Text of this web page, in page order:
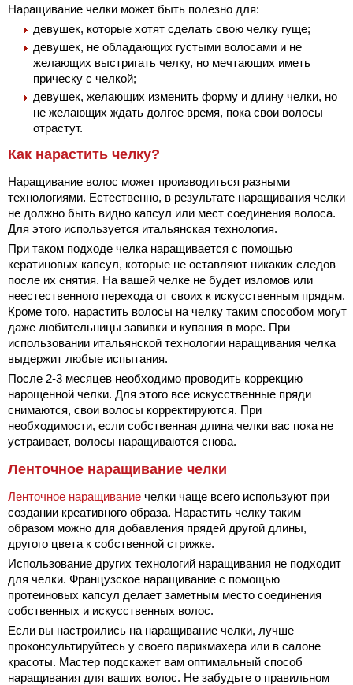
Наращивание челки может быть полезно для:
девушек, которые хотят сделать свою челку гуще;
девушек, не обладающих густыми волосами и не
желающих выстригать челку, но мечтающих иметь
прическу с челкой;
девушек, желающих изменить форму и длину челки, но
не желающих ждать долгое время, пока свои волосы
отрастут.
Как нарастить челку?
Наращивание волос может производиться разными
технологиями. Естественно, в результате наращивания челки
не должно быть видно капсул или мест соединения волоса.
Для этого используется итальянская технология.
При таком подходе челка наращивается с помощью
кератиновых капсул, которые не оставляют никаких следов
после их снятия. На вашей челке не будет изломов или
неестественного перехода от своих к искусственным прядям.
Кроме того, нарастить волосы на челку таким способом могут
даже любительницы завивки и купания в море. При
использовании итальянской технологии наращивания челка
выдержит любые испытания.
После 2-3 месяцев необходимо проводить коррекцию
нарощенной челки. Для этого все искусственные пряди
снимаются, свои волосы корректируются. При
необходимости, если собственная длина челки вас пока не
устраивает, волосы наращиваются снова.
Ленточное наращивание челки
Ленточное наращивание челки чаще всего используют при
создании креативного образа. Нарастить челку таким
образом можно для добавления прядей другой длины,
другого цвета к собственной стрижке.
Использование других технологий наращивания не подходит
для челки. Французское наращивание с помощью
протеиновых капсул делает заметным место соединения
собственных и искусственных волос.
Если вы настроились на наращивание челки, лучше
проконсультируйтесь у своего парикмахера или в салоне
красоты. Мастер подскажет вам оптимальный способ
наращивания для ваших волос. Не забудьте о правильном